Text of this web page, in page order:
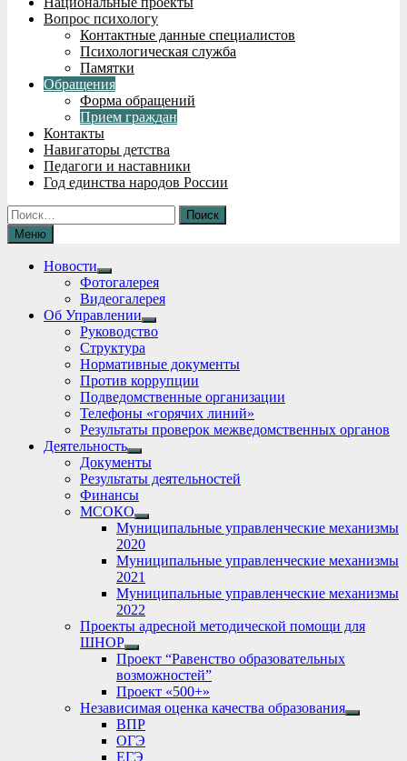
Вопрос психологу
Контактные данные специалистов
Психологическая служба
Памятки
Обращения
Форма обращений
Прием граждан
Контакты
Навигаторы детства
Педагоги и наставники
Год единства народов России
Найти:
Меню
Новости
Show
sub
menu
Фотогалерея
Видеогалерея
Об Управлении
Show
sub
Руководство
Структура
Нормативные документы
Против коррупции
Подведомственные организации
Телефоны «горячих линий»
Результаты проверок межведомственных органов
Деятельность
Show
sub
menu
Документы
Результаты деятельностей
Финансы
МСОКО
Show
sub
menu
Муниципальные управленческие механизмы
2020
Муниципальные управленческие механизмы
2021
Муниципальные управленческие механизмы
2022
Проекты адресной методической помощи для
ШНОР
Show
sub
menu
Проект “Равенство образовательных
возможностей”
Проект «500+»
Независимая оценка качества образования
Show
ВПР
ОГЭ
ЕГЭ